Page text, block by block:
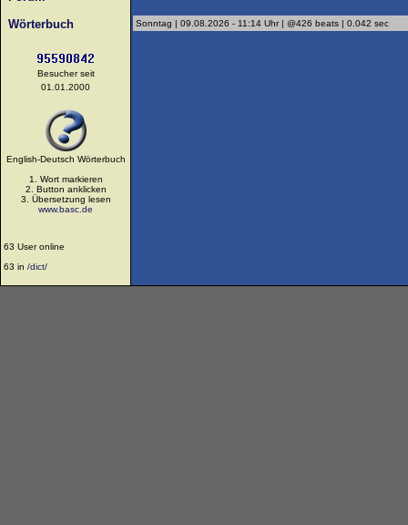
Wörterbuch
Besucher seit
01.01.2000
English-Deutsch Wörterbuch
1. Wort markieren
2. Button anklicken
3. Übersetzung lesen
www.basc.de
63 User online
63 in /dict/
Sonntag | 09.08.2026 - 11:14 Uhr | @426 beats | 0.042 sec